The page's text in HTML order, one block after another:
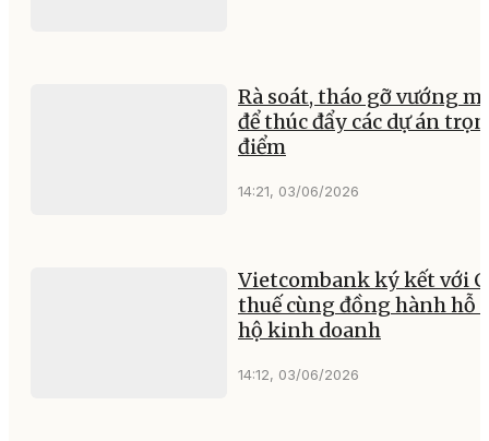
Rà soát, tháo gỡ vướng
để thúc đẩy các dự án
điểm
14:21, 03/06/2026
Vietcombank ký kết với
thuế cùng đồng hành hỗ
hộ kinh doanh
14:12, 03/06/2026